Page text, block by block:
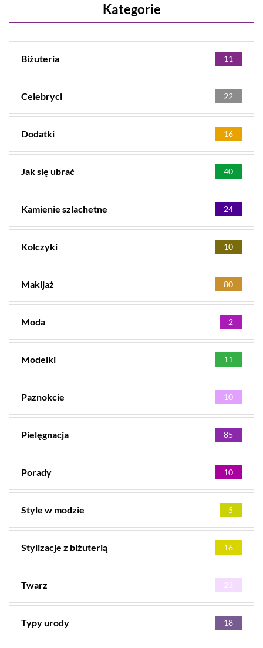
Kategorie
Biżuteria 11
Celebryci 22
Dodatki 16
Jak się ubrać 40
Kamienie szlachetne 24
Kolczyki 10
Makijaż 80
Moda 2
Modelki 11
Paznokcie 10
Pielęgnacja 85
Porady 10
Style w modzie 5
Stylizacje z biżuterią 16
Twarz 23
Typy urody 18